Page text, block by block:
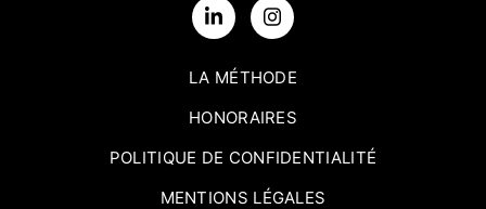
LA MÉTHODE
HONORAIRES
POLITIQUE DE CONFIDENTIALITÉ
MENTIONS LÉGALES